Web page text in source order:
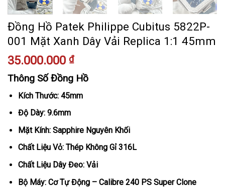
Đồng Hồ Patek Philippe Cubitus 5822P-
001 Mặt Xanh Dây Vải Replica 1:1 45mm
35.000.000 ₫
Thông Số Đồng Hồ
Kích Thước: 45mm
Độ Dày: 9.6mm
Mặt Kính: Sapphire Nguyên Khối
Chất Liệu Vỏ: Thép Không Gỉ 316L
Chất Liệu Dây Đeo: Vải
Bộ Máy: Cơ Tự Động – Calibre 240 PS Super Clone